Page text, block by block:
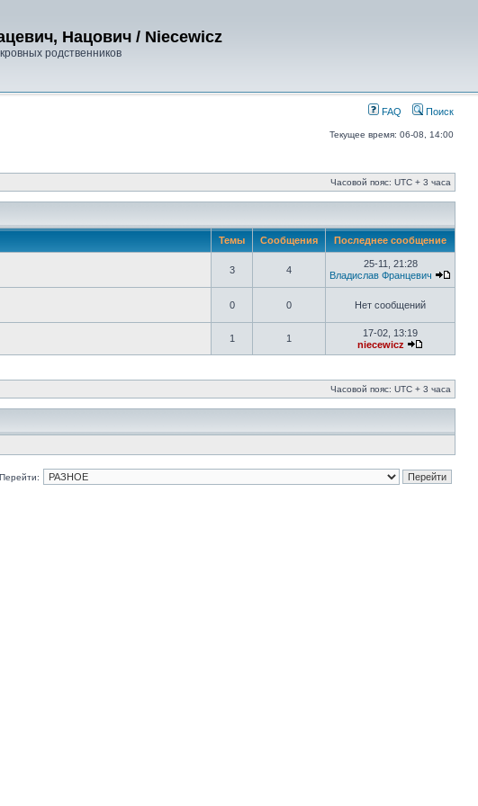
Нацович / Niecewicz
родственников
FAQ Поиск
Текущее время: 06-08, 14:00
Часовой пояс: UTC + 3 часа
Темы Сообщения Последнее сообщение
3 4
25-11, 21:28
Владислав Францевич
0 0 Нет сообщений
1 1
17-02, 13:19
niecewicz
Часовой пояс: UTC + 3 часа
Перейти: